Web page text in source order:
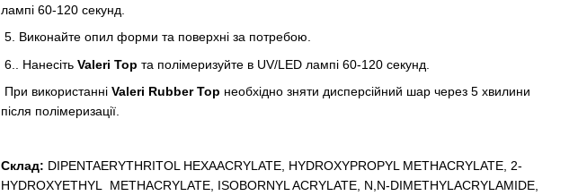
лампі 60-120 секунд.
5. Виконайте опил форми та поверхні за потребою.
6.. Нанесіть Valeri Top та полімеризуйте в UV/LED лампі 60-120 секунд.
При використанні Valeri Rubber Top необхідно зняти дисперсійний шар через 5 хвилини
після полімеризації.
Склад: DIPENTAERYTHRITOL HEXAACRYLATE, HYDROXYPROPYL METHACRYLATE, 2-
HYDROXYETHYL METHACRYLATE, ISOBORNYL ACRYLATE, N,N-DIMETHYLACRYLAMIDE,